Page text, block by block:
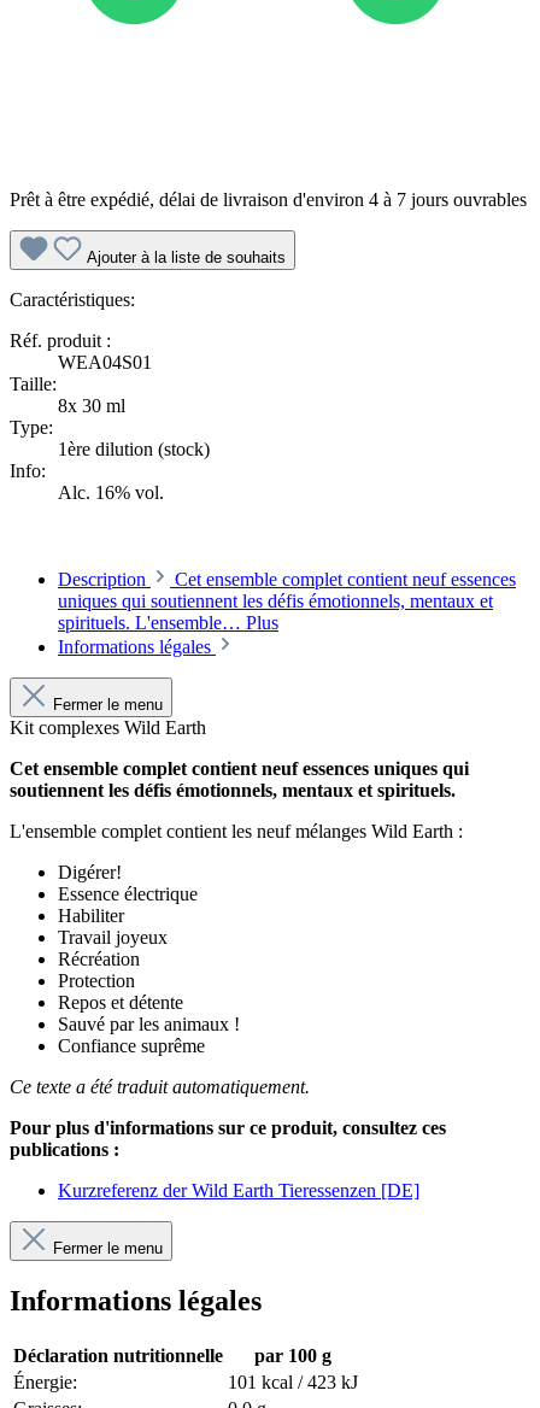
Prêt à être expédié, délai de livraison d'environ 4 à 7 jours ouvrables
Ajouter à la liste de souhaits
Caractéristiques:
Réf. produit :
WEA04S01
Taille:
8x 30 ml
Type:
1ère dilution (stock)
Info:
Alc. 16% vol.
Description
Cet ensemble complet contient neuf essences
uniques qui soutiennent les défis émotionnels, mentaux et
spirituels. L'ensemble… Plus
Informations légales
Fermer le menu
Kit complexes Wild Earth
Cet ensemble complet contient neuf essences uniques qui
soutiennent les défis émotionnels, mentaux et spirituels.
L'ensemble complet contient les neuf mélanges Wild Earth :
Digérer!
Essence électrique
Habiliter
Travail joyeux
Récréation
Protection
Repos et détente
Sauvé par les animaux !
Confiance suprême
Ce texte a été traduit automatiquement.
Pour plus d'informations sur ce produit, consultez ces
publications :
Kurzreferenz der Wild Earth Tieressenzen [DE]
Fermer le menu
Informations légales
Déclaration nutritionnelle
par 100 g
Énergie:
101 kcal / 423 kJ